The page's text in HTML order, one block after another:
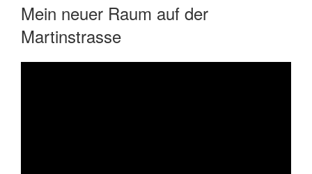
Mein neuer Raum auf der
Martinstrasse